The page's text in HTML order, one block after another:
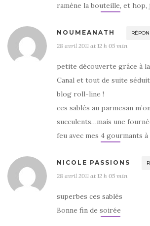
ramène la bouteille, et hop,
NOUMEANATH
28 avril 2011 at 12 h 05 min
petite découverte grâce à la
Canal et tout de suite
blog roll-line !
ces sablés au parmesan
succulents…mais une
feu avec mes 4 gourmants à
NICOLE PASSIONS
28 avril 2011 at 12 h 05 min
superbes ces sablés
Bonne fin de soirée